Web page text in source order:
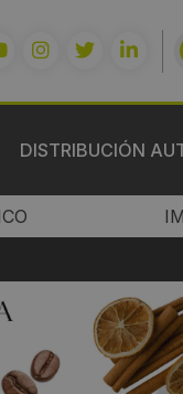
DISTRIBUCIÓN